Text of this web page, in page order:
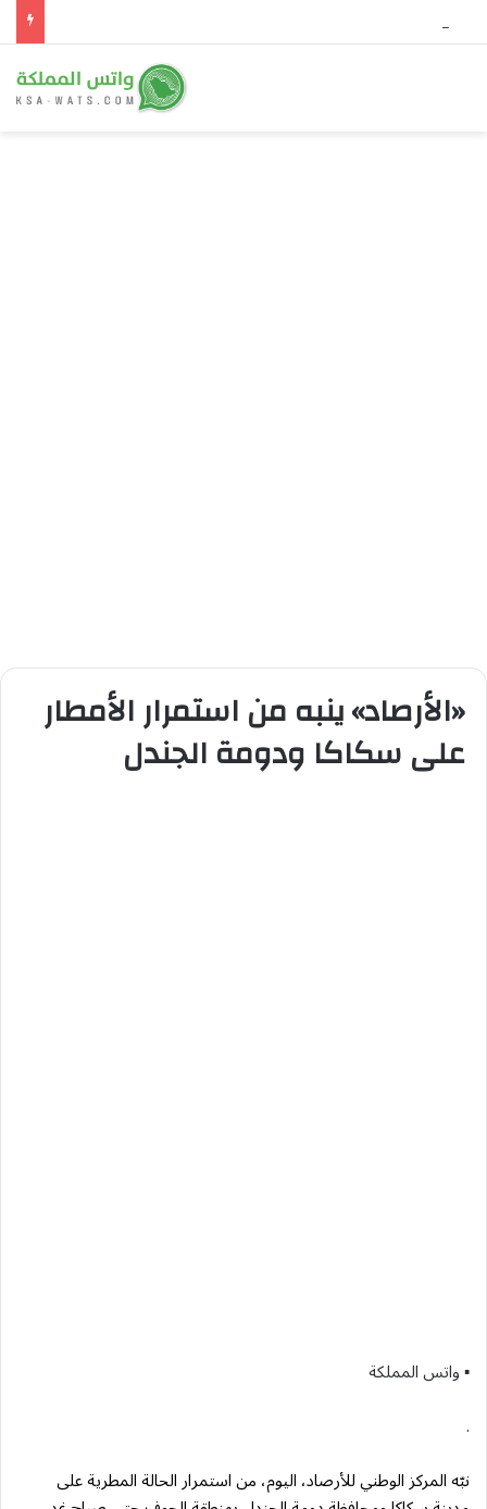
«الأرصاد» ينبه من استمرار الأمطار
على سكاكا ودومة الجندل
▪︎ واتس المملكة
.
نبّه المركز الوطني للأرصاد، اليوم، من استمرار الحالة المطرية على